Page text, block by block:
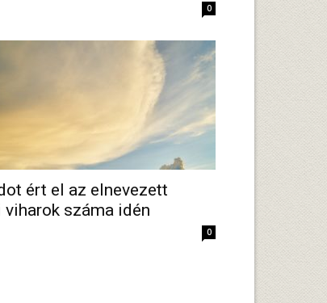
0
ért el az elnevezett
viharok száma idén
0